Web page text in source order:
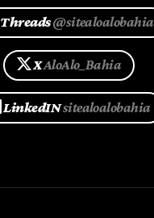
Threads@sitealoalobahia
XAloAlo_Bahia
LinkedINsitealoalobahia